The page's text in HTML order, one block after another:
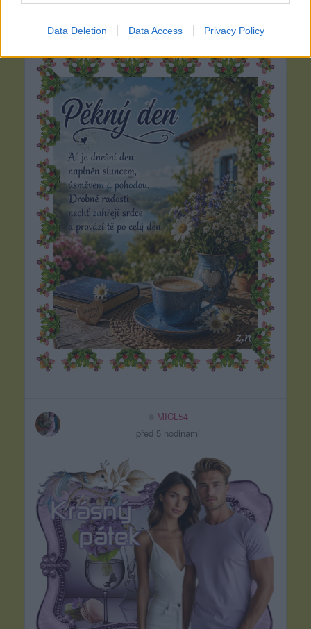
Data Deletion Data Access Privacy Policy
MICL54
před 5 hodinami